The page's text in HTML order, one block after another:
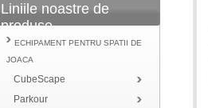
Liniile noastre de
produse
ECHIPAMENT PENTRU SPATII DE
JOACA
CubeScape
Parkour